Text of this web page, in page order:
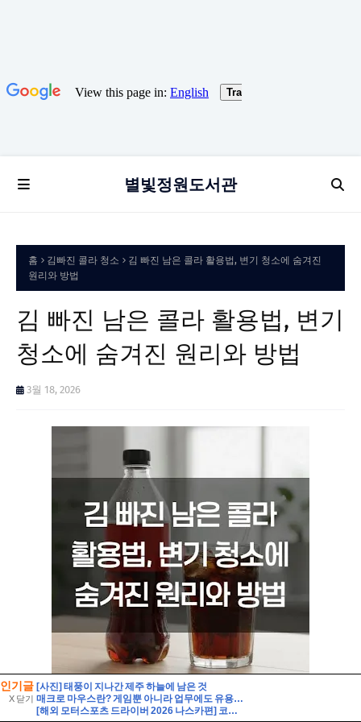
인기글
X 닫기
[사진] 태풍이 지나간 제주 하늘에 남은 것
매크로 마우스란? 게임뿐 아니라 업무에도 유용한 활용
[해외 모터스포츠 드라이버 2026 나스카편] 코디 웨어 (Cody Ware)